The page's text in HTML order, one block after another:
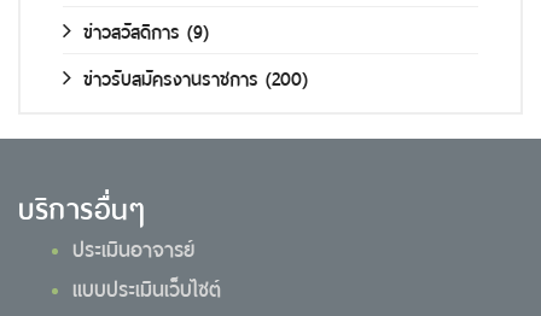
ข่าวสวัสดิการ (9)
ข่าวรับสมัครงานราชการ (200)
บริการอื่นๆ
ประเมินอาจารย์
แบบประเมินเว็บไซต์